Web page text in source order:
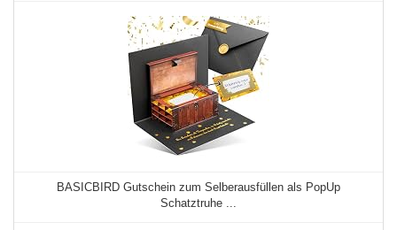
BASICBIRD Gutschein zum Selberausfüllen als PopUp
Schatztruhe ...